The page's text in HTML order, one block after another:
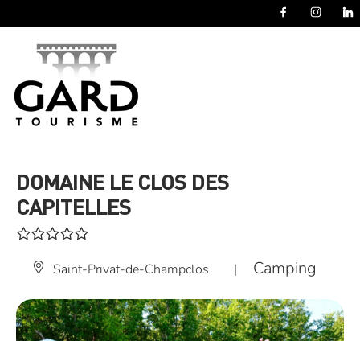
DOMAINE LE CLOS DES
CAPITELLES
Saint-Privat-de-Champclos | Camping